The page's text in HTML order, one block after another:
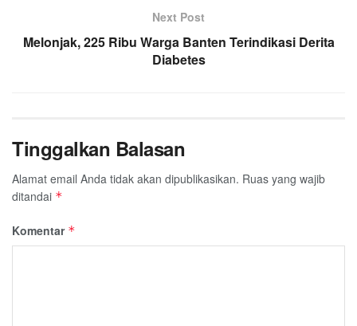
Next Post
Melonjak, 225 Ribu Warga Banten Terindikasi Derita
Diabetes
Tinggalkan Balasan
Alamat email Anda tidak akan dipublikasikan. Ruas yang wajib
ditandai *
Komentar *